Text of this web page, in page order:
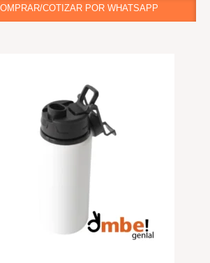
COTIZAR POR WHATSAPP